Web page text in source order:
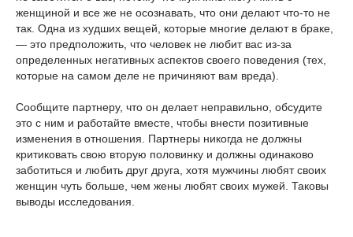
женщиной и все же не осознавать, что они делают что-то не
так. Одна из худших вещей, которые многие делают в браке,
— это предположить, что человек не любит вас из-за
определенных негативных аспектов своего поведения (тех,
которые на самом деле не причиняют вам вреда).
Сообщите партнеру, что он делает неправильно, обсудите
это с ним и работайте вместе, чтобы внести позитивные
изменения в отношения. Партнеры никогда не должны
критиковать свою вторую половинку и должны одинаково
заботиться и любить друг друга, хотя мужчины любят своих
женщин чуть больше, чем жены любят своих мужей. Таковы
выводы исследования.